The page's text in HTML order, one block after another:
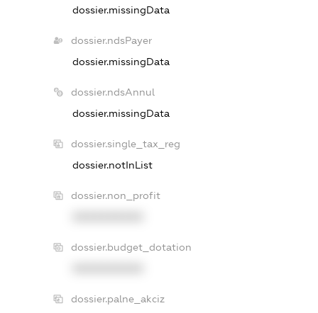
dossier.missingData
dossier.ndsPayer
dossier.missingData
dossier.ndsAnnul
dossier.missingData
dossier.single_tax_reg
dossier.notInList
dossier.non_profit
dossier.budget_dotation
dossier.palne_akciz